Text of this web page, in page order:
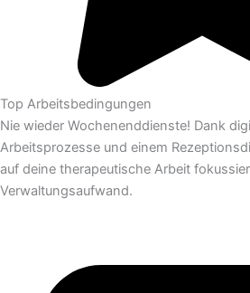
Top Arbeitsbedingungen
Nie wieder Wochenenddienste! Dank
Arbeitsprozesse und einem
auf deine therapeutische Arbeit
Verwaltungsaufwand.